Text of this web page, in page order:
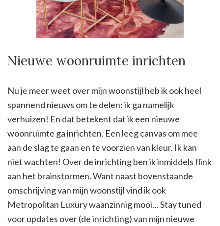
Nieuwe woonruimte inrichten
Nu je meer weet over mijn woonstijl heb ik ook heel
spannend nieuws om te delen: ik ga namelijk
verhuizen! En dat betekent dat ik een nieuwe
woonruimte ga inrichten. Een leeg canvas om mee
aan de slag te gaan en te voorzien van kleur. Ik kan
niet wachten! Over de inrichting ben ik inmiddels flink
aan het brainstormen. Want naast bovenstaande
omschrijving van mijn woonstijl vind ik ook
Metropolitan Luxury waanzinnig mooi… Stay tuned
voor updates over (de inrichting) van mijn nieuwe